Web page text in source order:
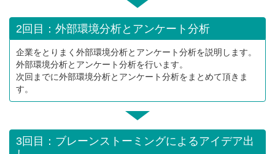
2回目：外部環境分析とアンケート分析
企業をとりまく外部環境分析とアンケート分析を説明します。
外部環境分析とアンケート分析を行います。
次回までに外部環境分析とアンケート分析をまとめて頂きま
す。
3回目：ブレーンストーミングによるアイデア出